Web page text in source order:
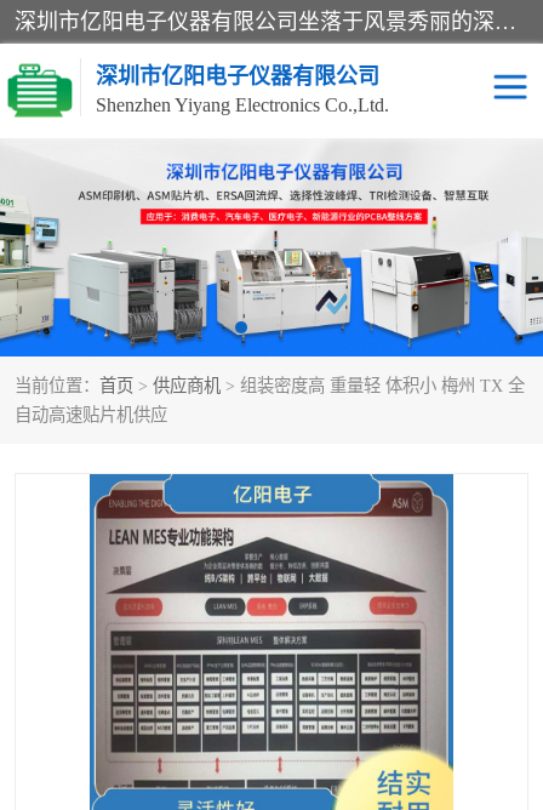
深圳市亿阳电子仪器有限公司坐落于风景秀丽的深圳市光明区，集SMT设备销售务为一体，努力为客户提供电子装配解决方案。与行业**SMT设备厂商：ASM（印刷机，锡膏检查机，贴片机），德国ERSA（爱莎）建立了稳固的代理合作关系，销售的设备一直保持**电子装配行业未来发展方向，能够满足客户各种繁杂产品的生产应用。
深圳市亿阳电子仪器有限公司
Shenzhen Yiyang Electronics Co.,Ltd.
当前位置： 首页 > 供应商机 > 组装密度高 重量轻 体积小 梅州 TX 全
自动高速贴片机供应
SX全自动高速贴片机 E系列中速贴片机
NeoHorizon全自动锡膏印
刷机
选择性波峰焊
VERSAFLOW-335
回流焊HOTFLOW 3/20e 波峰焊
BGA返修台HR600/2 自动光学检测TR7700QE
TR5001
自动光学检测TR7710 XS全自动高速贴片机
TX 全自动高速贴片机